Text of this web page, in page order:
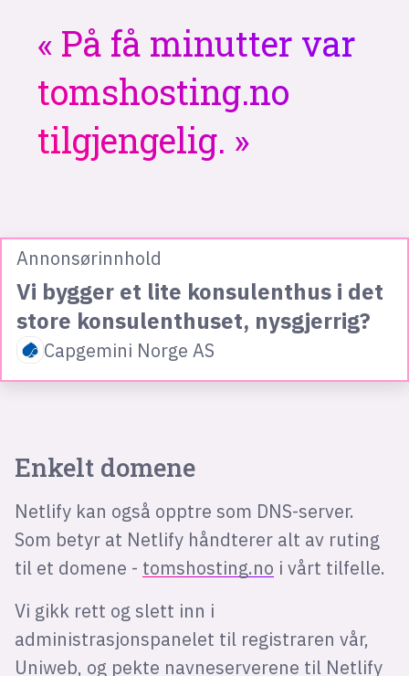
På få minutter var
tomshosting.no
tilgjengelig.
Annonsørinnhold
Vi bygger et lite konsulenthus i det
store konsulenthuset, nysgjerrig?
Capgemini Norge AS
Enkelt domene
Netlify kan også opptre som DNS-server.
Som betyr at Netlify håndterer alt av ruting
til et domene - tomshosting.no i vårt tilfelle.
Vi gikk rett og slett inn i
administrasjonspanelet til registraren vår,
Uniweb, og pekte navneserverene til Netlify